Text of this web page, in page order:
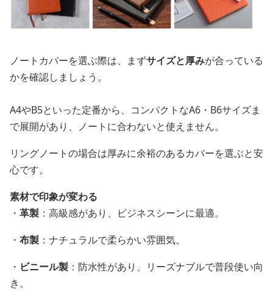
ノートカバーを選ぶ際は、まずサイズと厚みが合っている
かを確認しましょう。
A4やB5といった定番から、コンパクトなA6・B6サイズま
で展開があり、ノートに合わないと使えません。
リングノートの場合は厚みに余裕のあるカバーを選ぶと安
心です。
素材で印象が変わる
・ 革製 ：高級感があり、ビジネスシーンに最適。
・ 布製 ：ナチュラルで柔らかい雰囲気。
・ ビニール製 ：防水性があり、リーズナブルで普段使い向
き。